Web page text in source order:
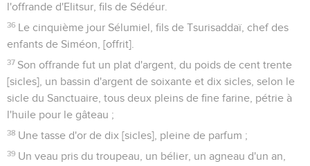
l'offrande d'Elitsur, fils de Sédéur.
36 Le cinquième jour Sélumiel, fils de Tsurisaddaï, chef des
enfants de Siméon, [offrit].
37 Son offrande fut un plat d'argent, du poids de cent trente
[sicles], un bassin d'argent de soixante et dix sicles, selon le
sicle du Sanctuaire, tous deux pleins de fine farine, pétrie à
l'huile pour le gâteau ;
38 Une tasse d'or de dix [sicles], pleine de parfum ;
39 Un veau pris du troupeau, un bélier, un agneau d'un an,